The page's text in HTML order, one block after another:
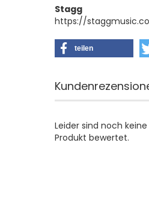
Stagg
https://
teilen
Leider sind noch
Produkt bewertet.